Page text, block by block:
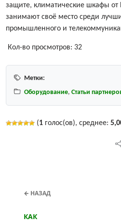
защите, климатические шкафы от
занимают своё место среди
промышленного и
Кол-во просмотров: 32
Метки:
Оборудование, Статьи
(1 голос(ов), среднее:
← НАЗАД
КАК